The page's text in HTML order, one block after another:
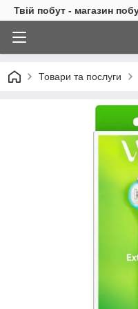
Твій побут - магазин
Товари та послуги